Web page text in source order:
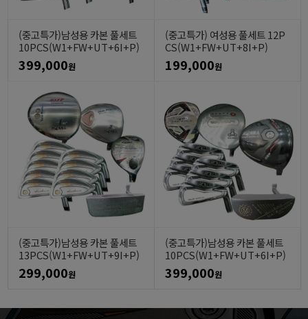
(중고특가)남성용 카본 풀세트
10PCS(W1+FW+UT+6I+P)
399,000원
(중고특가) 여성용 풀세트 12P
CS(W1+FW+UT+8I+P)
199,000원
(중고특가)남성용 카본 풀세트
13PCS(W1+FW+UT+9I+P)
299,000원
(중고특가)남성용 카본 풀세트
10PCS(W1+FW+UT+6I+P)
399,000원